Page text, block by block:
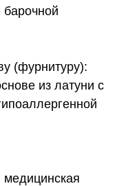
(фурнитуру):
из латуни с
медицинская